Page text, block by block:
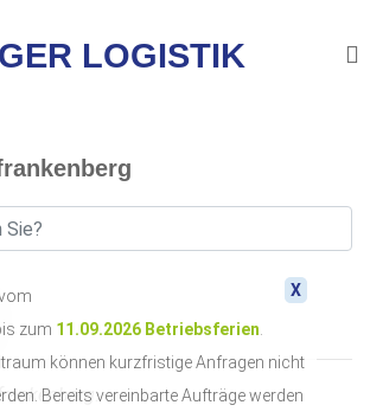
zum 11.09.2026 Betriebsferien
können kurzfristige Anfragen nicht
Bereits vereinbarte Aufträge werden
X
: